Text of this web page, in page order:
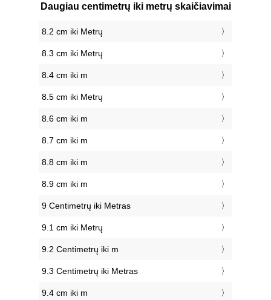
Daugiau centimetrų iki metrų skaičiavimai
8.2 cm iki Metrų
8.3 cm iki Metrų
8.4 cm iki m
8.5 cm iki Metrų
8.6 cm iki m
8.7 cm iki m
8.8 cm iki m
8.9 cm iki m
9 Centimetrų iki Metras
9.1 cm iki Metrų
9.2 Centimetrų iki m
9.3 Centimetrų iki Metras
9.4 cm iki m